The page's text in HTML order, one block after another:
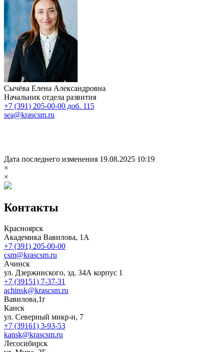
Сычёва Елена Александровна
Начальник отдела развития
+7 (391) 205-00-00 доб. 115
sea@krascsm.ru
Дата последнего изменения 19.08.2025 10:19
×
×
Контакты
Красноярск
Академика Вавилова, 1А
+7 (391) 205-00-00
csm@krascsm.ru
Ачинск
ул. Дзержинского, зд. 34А корпус 1
+7 (39151) 7-37-31
achinsk@krascsm.ru
Вавилова,1г
Канск
ул. Северный микр-н, 7
+7 (39161) 3-93-53
kansk@krascsm.ru
Лесосибирск